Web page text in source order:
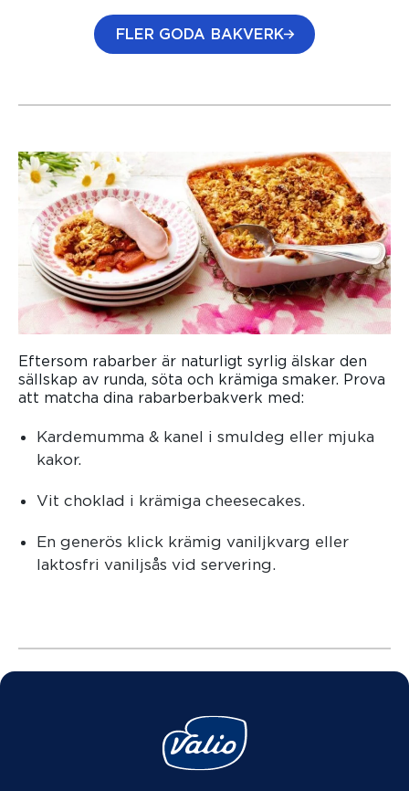
FLER GODA BAKVERK
Eftersom rabarber är naturligt syrlig älskar den
sällskap av runda, söta och krämiga smaker. Prova
att matcha dina rabarberbakverk med:
Kardemumma & kanel i smuldeg eller mjuka
kakor.
Vit choklad i krämiga cheesecakes.
En generös klick krämig vaniljkvarg eller
laktosfri vaniljsås vid servering.